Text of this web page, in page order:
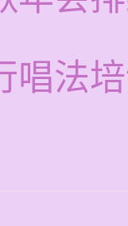
唱法